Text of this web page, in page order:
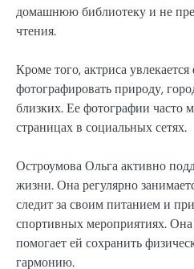
домашнюю библиотеку и не
чтения.
Кроме того, актриса
фотографировать природу,
близких. Ее фотографии часто
страницах в социальных сетях.
Остроумова Ольга активно
жизни. Она регулярно
следит за своим питанием и
спортивных мероприятиях. Она
помогает ей сохранить
гармонию.